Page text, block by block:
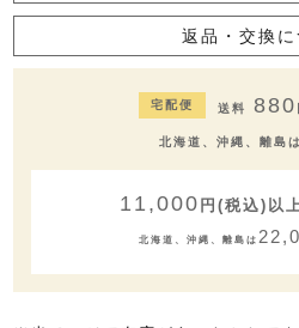
返品・交換に
宅配便 送料 880
北海道、沖縄、離島は
11,000 円(税込)以
北海道、沖縄、離島は